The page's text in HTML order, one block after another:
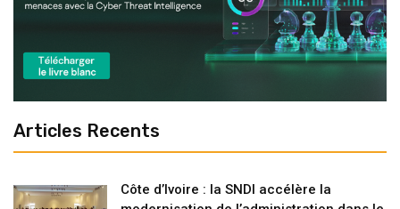
Articles Recents
Côte d’Ivoire : la SNDI accélère la